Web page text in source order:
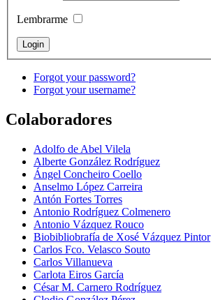
Lembrarme
Forgot your password?
Forgot your username?
Colaboradores
Adolfo de Abel Vilela
Alberte González Rodríguez
Ángel Concheiro Coello
Anselmo López Carreira
Antón Fortes Torres
Antonio Rodríguez Colmenero
Antonio Vázquez Rouco
Biobibliobrafía de Xosé Vázquez Pintor
Carlos Fco. Velasco Souto
Carlos Villanueva
Carlota Eiros García
César M. Carnero Rodríguez